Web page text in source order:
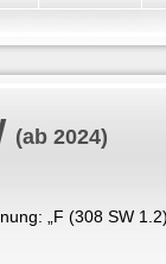
(ab 2024)
„ F (308 SW